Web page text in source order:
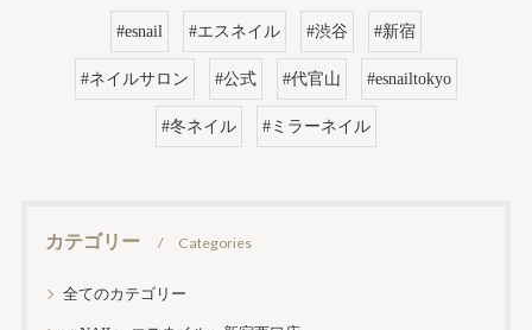
#esnail #エスネイル #渋谷 #新宿
#ネイルサロン #公式 #代官山 #esnailtokyo
#冬ネイル #ミラーネイル
カテゴリー Categories
全てのカテゴリー